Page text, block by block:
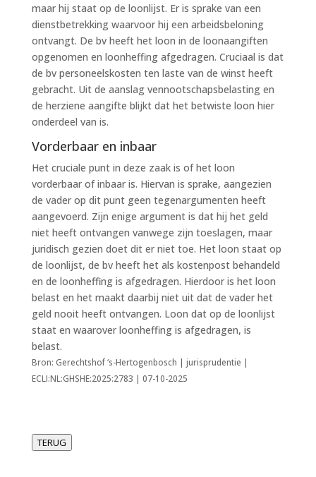
maar hij staat op de loonlijst. Er is sprake van een
dienstbetrekking waarvoor hij een arbeidsbeloning
ontvangt. De bv heeft het loon in de loonaangiften
opgenomen en loonheffing afgedragen. Cruciaal is dat
de bv personeelskosten ten laste van de winst heeft
gebracht. Uit de aanslag vennootschapsbelasting en
de herziene aangifte blijkt dat het betwiste loon hier
onderdeel van is.
Vorderbaar en inbaar
Het cruciale punt in deze zaak is of het loon
vorderbaar of inbaar is. Hiervan is sprake, aangezien
de vader op dit punt geen tegenargumenten heeft
aangevoerd. Zijn enige argument is dat hij het geld
niet heeft ontvangen vanwege zijn toeslagen, maar
juridisch gezien doet dit er niet toe. Het loon staat op
de loonlijst, de bv heeft het als kostenpost behandeld
en de loonheffing is afgedragen. Hierdoor is het loon
belast en het maakt daarbij niet uit dat de vader het
geld nooit heeft ontvangen. Loon dat op de loonlijst
staat en waarover loonheffing is afgedragen, is
belast.
Bron: Gerechtshof ‘s-Hertogenbosch | jurisprudentie |
ECLI:NL:GHSHE:2025:2783 | 07-10-2025
TERUG